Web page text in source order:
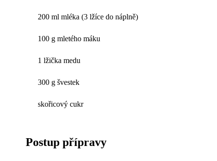
200 ml mléka (3 lžíce do náplně)
100 g mletého máku
1 lžička medu
300 g švestek
skořicový cukr
Postup přípravy